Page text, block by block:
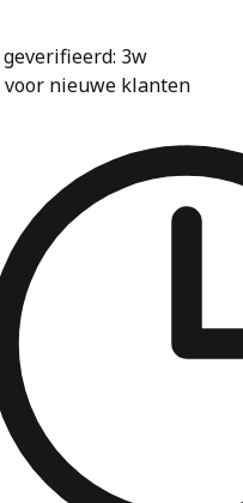
3w
voor nieuwe klanten